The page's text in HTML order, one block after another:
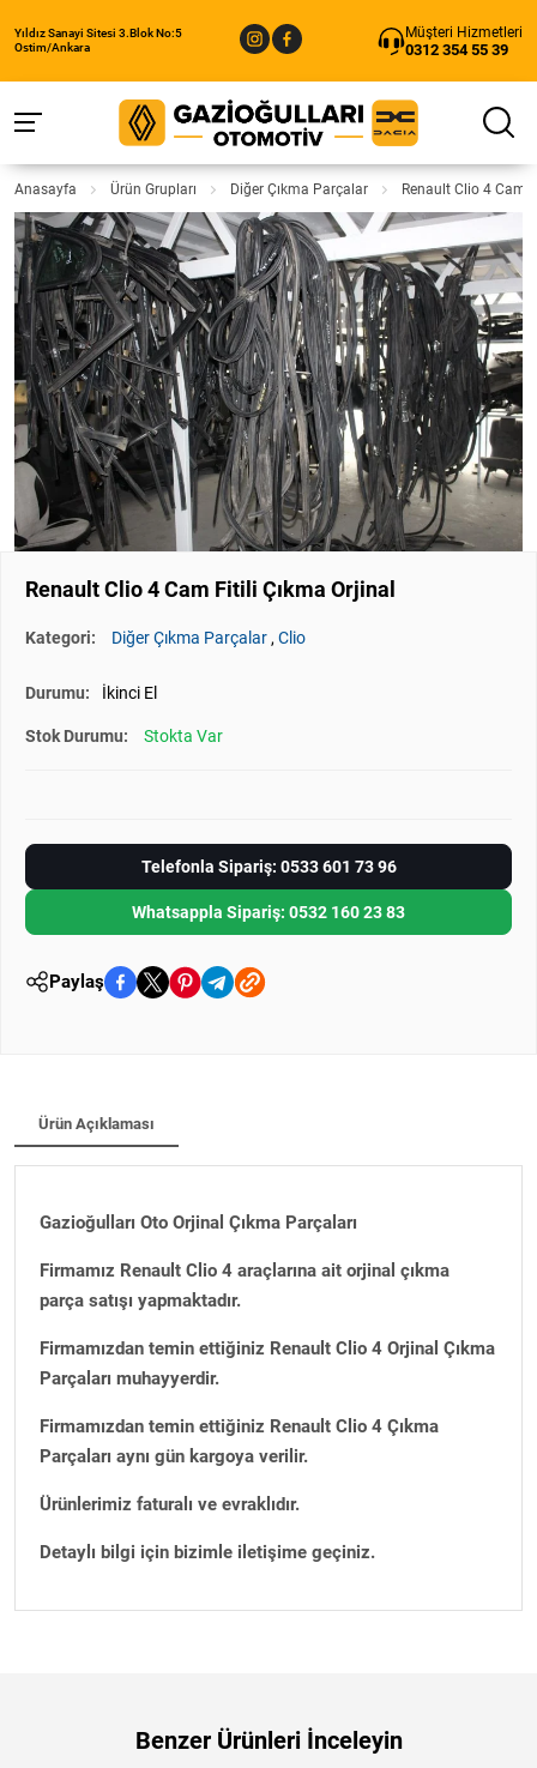
Yıldız Sanayi Sitesi 3.Blok No:5
Ostim/Ankara
Müşteri Hizmetleri
0312 354 55 39
Anasayfa Ürün Grupları Diğer Çıkma Parçalar Renault Clio 4 Cam
Renault Clio 4 Cam Fitili Çıkma Orjinal
Kategori: Diğer Çıkma Parçalar , Clio
Durumu: İkinci El
Stok Durumu: Stokta Var
Telefonla Sipariş: 0533 601 73 96
Whatsappla Sipariş: 0532 160 23 83
Paylaş
Ürün Açıklaması
Gazioğulları Oto Orjinal Çıkma Parçaları
Firmamız Renault Clio 4 araçlarına ait orjinal çıkma
parça satışı yapmaktadır.
Firmamızdan temin ettiğiniz Renault Clio 4 Orjinal Çıkma
Parçaları muhayyerdir.
Firmamızdan temin ettiğiniz Renault Clio 4 Çıkma
Parçaları aynı gün kargoya verilir.
Ürünlerimiz faturalı ve evraklıdır.
Detaylı bilgi için bizimle iletişime geçiniz.
Benzer Ürünleri İnceleyin